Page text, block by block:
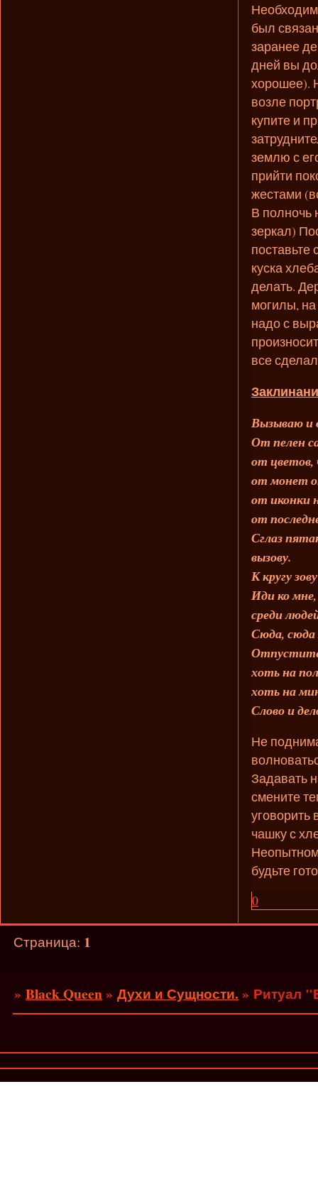
был
заранее
дней вы
хорошее).
возле
купите и
землю с
прийти
жестами
В полночь
зеркал)
поставьте
куска
делать.
могилы, на
надо с
все
Вызываю и
От пелен
от цветов,
от монет
от иконки
от
Сглаз
вызову.
К кругу
Иди ко мне,
среди
Сюда,
Отпустите
хоть на
хоть на
Слово и
Не
Задавать
смените
уговорить
чашку с
будьте
0
Страница: 1
»Black Queen»Духи и Сущности. » Ритуал